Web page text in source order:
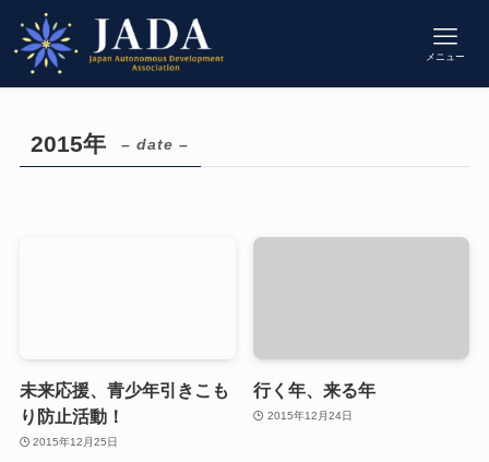
メニュー
2015年 – date –
未来応援、青少年引きこも
り防止活動！
2015年12月25日
行く年、来る年
2015年12月24日